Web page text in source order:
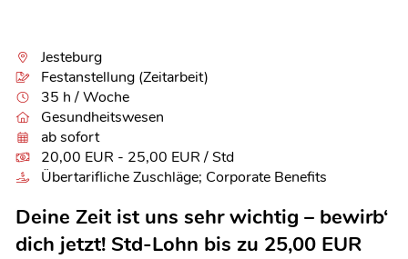
Jesteburg
Festanstellung (Zeitarbeit)
35 h / Woche
Gesundheitswesen
ab sofort
20,00 EUR - 25,00 EUR / Std
Übertarifliche Zuschläge; Corporate Benefits
Deine Zeit ist uns sehr wichtig – bewirb‘
dich jetzt! Std-Lohn bis zu 25,00 EUR